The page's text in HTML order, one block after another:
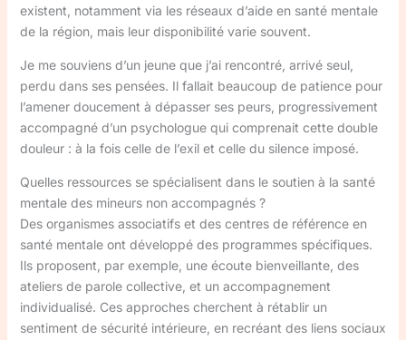
existent, notamment via les réseaux d’aide en santé mentale
de la région, mais leur disponibilité varie souvent.
Je me souviens d’un jeune que j’ai rencontré, arrivé seul,
perdu dans ses pensées. Il fallait beaucoup de patience pour
l’amener doucement à dépasser ses peurs, progressivement
accompagné d’un psychologue qui comprenait cette double
douleur : à la fois celle de l’exil et celle du silence imposé.
Quelles ressources se spécialisent dans le soutien à la santé
mentale des mineurs non accompagnés ?
Des organismes associatifs et des centres de référence en
santé mentale ont développé des programmes spécifiques.
Ils proposent, par exemple, une écoute bienveillante, des
ateliers de parole collective, et un accompagnement
individualisé. Ces approches cherchent à rétablir un
sentiment de sécurité intérieure, en recréant des liens sociaux